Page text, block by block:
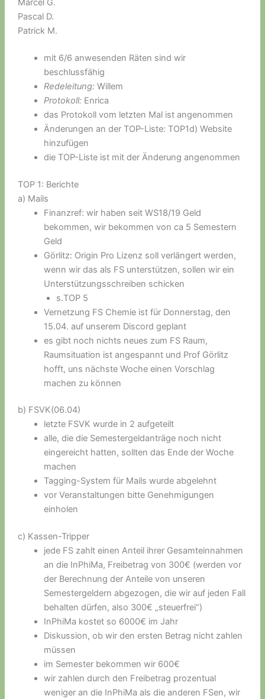
Marcel G.
Pascal D.
Patrick M.
mit 6/6 anwesenden Räten sind wir
beschlussfähig
Redeleitung:Willem
Protokoll:Enrica
das Protokoll vom letzten Mal ist angenommen
Änderungen an der TOP-Liste: TOP1d) Website
hinzufügen
die TOP-Liste ist mit der Änderung angenommen
TOP 1: Berichte
a) Mails
Finanzref: wir haben seit WS18/19 Geld
bekommen, wir bekommen von ca 5 Semestern
Geld
Görlitz: Origin Pro Lizenz soll verlängert werden,
wenn wir das als FS unterstützen, sollen wir ein
Unterstützungsschreiben schicken
s.TOP 5
Vernetzung FS Chemie ist für Donnerstag, den
15.04. auf unserem Discord geplant
es gibt noch nichts neues zum FS Raum,
Raumsituation ist angespannt und Prof Görlitz
hofft, uns nächste Woche einen Vorschlag
machen zu können
b) FSVK(06.04)
letzte FSVK wurde in 2 aufgeteilt
alle, die die Semestergeldanträge noch nicht
eingereicht hatten, sollten das Ende der Woche
machen
Tagging-System für Mails wurde abgelehnt
vor Veranstaltungen bitte Genehmigungen
einholen
c) Kassen-Tripper
jede FS zahlt einen Anteil ihrer Gesamteinnahmen
an die InPhiMa, Freibetrag von 300€ (werden vor
der Berechnung der Anteile von unseren
Semestergeldern abgezogen, die wir auf jeden Fall
behalten dürfen, also 300€ „steuerfrei“)
InPhiMa kostet so 6000€ im Jahr
Diskussion, ob wir den ersten Betrag nicht zahlen
müssen
im Semester bekommen wir 600€
wir zahlen durch den Freibetrag prozentual
weniger an die InPhiMa als die anderen FSen, wir